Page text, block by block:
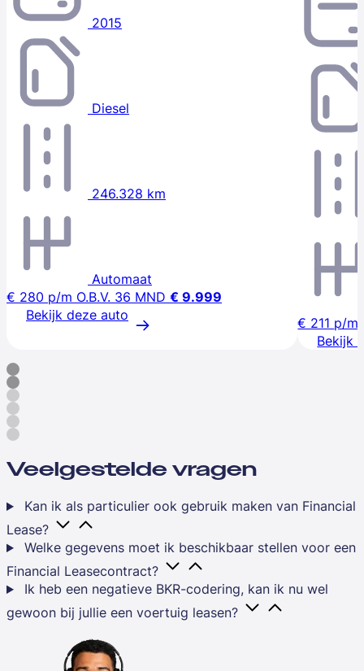
2015
Diesel
246.328 km
Automaat
€ 280 p/m O.B.V. 36 MND € 9.999
Bekijk deze auto
€ 211 p/m
Bekijk
Veelgestelde vragen
Kan ik als particulier ook gebruik maken van Financial
Lease?
Welke gegevens moet ik beschikbaar stellen voor een
Financial Leasecontract?
Ik heb een negatieve BKR-codering, kan ik nu wel
gewoon bij jullie een voertuig leasen?